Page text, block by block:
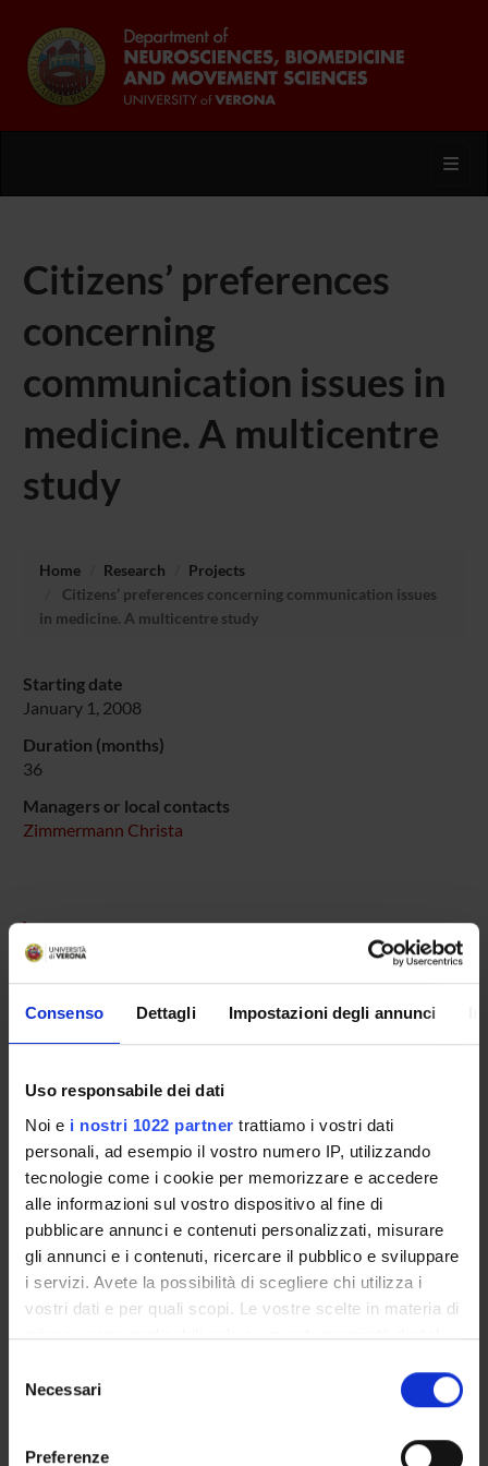
Consenso Dettagli Impostazioni degli annunci
Uso responsabile dei dati
Noi e i nostri 1022 partner trattiamo i vostri dati
personali, ad esempio il vostro numero IP, utilizzando
tecnologie come i cookie per memorizzare e accedere
alle informazioni sul vostro dispositivo al fine di
pubblicare annunci e contenuti personalizzati, misurare
gli annunci e i contenuti, ricercare il pubblico e sviluppare
i servizi. Avete la possibilità di scegliere chi utilizza i
vostri dati e per quali scopi. Le vostre scelte in materia di
privacy sono applicabili solo su questa proprietà digitale
modificare o revocare il proprio consenso in qualsiasi
momento dalla Dichiarazione sui cookie o facendo clic
delNecessari
Preferenze
Citizens’ preferences
concerning
communication issues in
medicine. A multicentre
study
Home Research
Projects
Citizens’ preferences concerning communication issues
in medicine. A multicentre study
Starting date
January 1, 2008
Duration (months)
36
Managers or local contacts
Zimmermann Christa
Christa Zimmermann
Research Assistants
SECTIONS
Section of Psychiatry and Clinical Psychology
ACTIVITIES
RESEARCH GROUPS
RESEARCH FACILITIES